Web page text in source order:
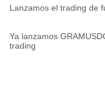
Lanzamos el trading de
Ya lanzamos
trading